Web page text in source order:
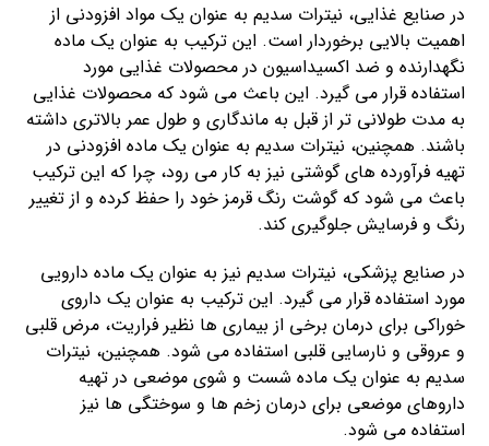
در صنایع غذایی، نیترات سدیم به عنوان یک مواد افزودنی از
اهمیت بالایی برخوردار است. این ترکیب به عنوان یک ماده
نگهدارنده و ضد اکسیداسیون در محصولات غذایی مورد
استفاده قرار می گیرد. این باعث می شود که محصولات غذایی
به مدت طولانی تر از قبل به ماندگاری و طول عمر بالاتری داشته
باشند. همچنین، نیترات سدیم به عنوان یک ماده افزودنی در
تهیه فرآورده های گوشتی نیز به کار می رود، چرا که این ترکیب
باعث می شود که گوشت رنگ قرمز خود را حفظ کرده و از تغییر
رنگ و فرسایش جلوگیری کند.
در صنایع پزشکی، نیترات سدیم نیز به عنوان یک ماده دارویی
مورد استفاده قرار می گیرد. این ترکیب به عنوان یک داروی
خوراکی برای درمان برخی از بیماری ها نظیر فراریت، مرض قلبی
و عروقی و نارسایی قلبی استفاده می شود. همچنین، نیترات
سدیم به عنوان یک ماده شست و شوی موضعی در تهیه
داروهای موضعی برای درمان زخم ها و سوختگی ها نیز
استفاده می شود.